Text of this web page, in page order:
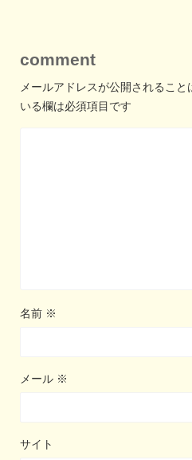
comment
メールアドレスが公開されること
いる欄は必須項目です
名前 ※
メール ※
サイト